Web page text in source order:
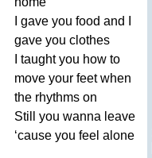
gave you food and
gave you clothes
taught you how to
move your feet when
the rhythms on
Still
you wanna leave
‘cause you feel alone